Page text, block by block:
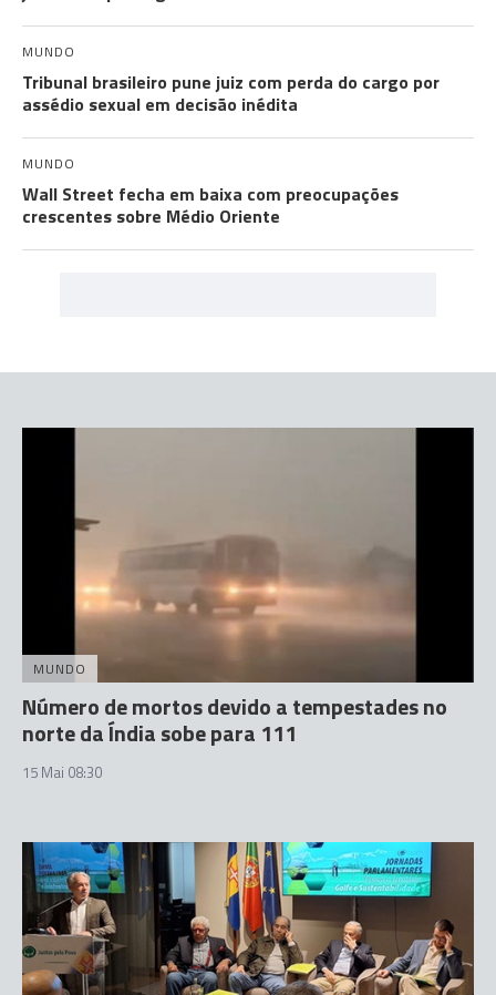
MUNDO
Tribunal brasileiro pune juiz com perda do cargo por
assédio sexual em decisão inédita
MUNDO
Wall Street fecha em baixa com preocupações
crescentes sobre Médio Oriente
MUNDO
Número de mortos devido a tempestades no
norte da Índia sobe para 111
15 Mai 08:30